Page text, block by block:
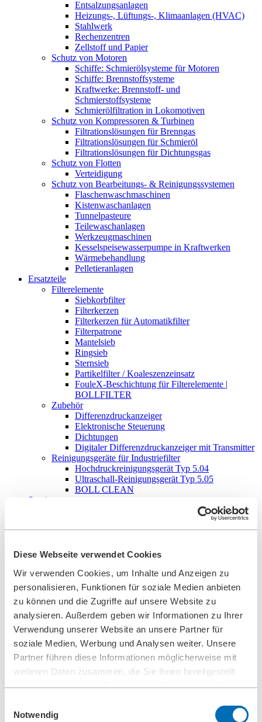
Diese Webseite verwendet Cookies
Wir verwenden Cookies, um Inhalte und Anzeigen zu
personalisieren, Funktionen für soziale Medien anbieten
zu können und die Zugriffe auf unsere Website zu
analysieren. Außerdem geben wir Informationen zu Ihrer
Verwendung unserer Website an unsere Partner für
soziale Medien, Werbung und Analysen weiter. Unsere
Partner führen diese Informationen möglicherweise mit
weiteren Daten zusammen, die Sie ihnen bereitgestellt
haben oder die sie im Rahmen Ihrer Nutzung der Dienste
Notwendig
Entsalzungsanlagen
Heizungs-, Lüftungs-, Klimaanlagen (HVAC)
Stahlwerk
Rechenzentren
Zellstoff und Papier
Schutz von Motoren
Schiffe: Schmierölsysteme für Motoren
Schiffe: Brennstoffsysteme
Kraftwerke: Brennstoff- und
Schmierstoffsysteme
Schmierölfiltration in Lokomotiven
Schutz von Kompressoren & Turbinen
Filtrationslösungen für Brenngas
Filtrationslösungen für Schmieröl
Filtrationslösungen für Dichtungsgas
Schutz von Flotten
Verteidigung
Schutz von Bearbeitungs- & Reinigungssystemen
Flaschenwaschmaschinen
Kistenwaschanlagen
Tunnelpasteure
Teilewaschanlagen
Werkzeugmaschinen
Kesselspeisewasserpumpe in Kraftwerken
Wärmebehandlung
Pelletieranlagen
Ersatzteile
Filterelemente
Siebkorbfilter
Filterkerzen
Filterkerzen für Automatikfilter
Filterpatrone
Mantelsieb
Ringsieb
Sternsieb
Partikelfilter / Koaleszenzeinsatz
FouleX-Beschichtung für Filterelemente |
BOLLFILTER
Zubehör
Differenzdruckanzeiger
Elektronische Steuerung
Dichtungen
Digitaler Differenzdruckanzeiger mit Transmitter
Reinigungsgeräte für Industriefilter
Hochdruckreinigungsgerät Typ 5.04
Ultraschall-Reinigungsgerät Typ 5.05
BOLL CLEAN
Service
Ersatzteile
Karriere
Ausbildung
Mechatroniker (m/w/d)
Produktionstechnologe (m/w/d)
Industriekauffrau/-mann (m/w/d)
Studenten
Leitbild Unternehmensphilosophie
Führungsleitlinien
Unternehmerische Verantwortung
Arbeitsschutzmanagement